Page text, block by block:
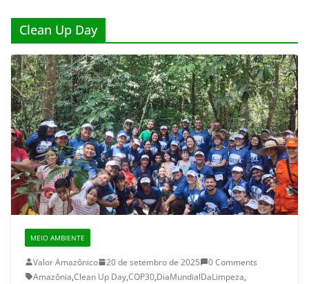
Clean Up Day
MEIO AMBIENTE
Valor Amazônico 20 de setembro de 2025
0 Comments
Amazônia,Clean Up Day,COP30,DiaMundialDaLimpeza,